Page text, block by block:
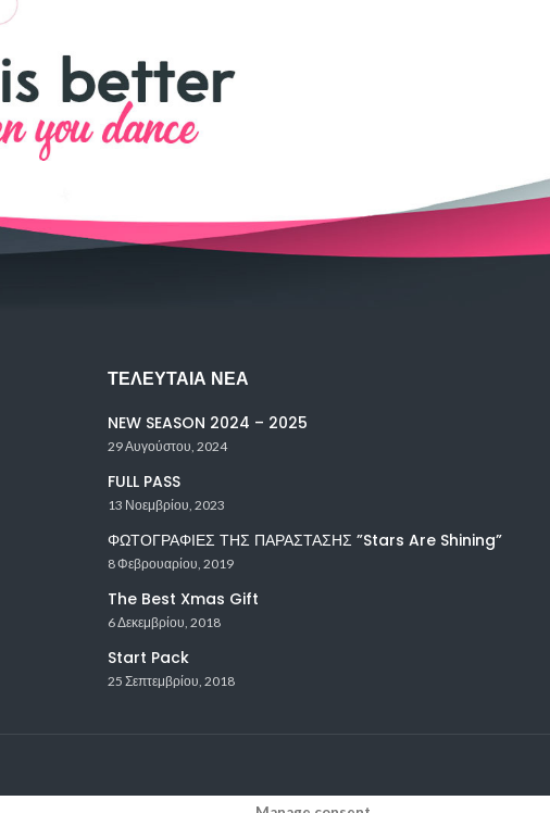
ΤΕΛΕΥΤΑΊΑ ΝΈΑ
NEW SEASON 2024 – 2025
29 Αυγούστου, 2024
FULL PASS
13 Νοεμβρίου, 2023
ΦΩΤΟΓΡΑΦΙΕΣ ΤΗΣ ΠΑΡΑΣΤΑΣΗΣ ”Stars Are Shining”
8 Φεβρουαρίου, 2019
The Best Xmas Gift
6 Δεκεμβρίου, 2018
Start Pack
25 Σεπτεμβρίου, 2018